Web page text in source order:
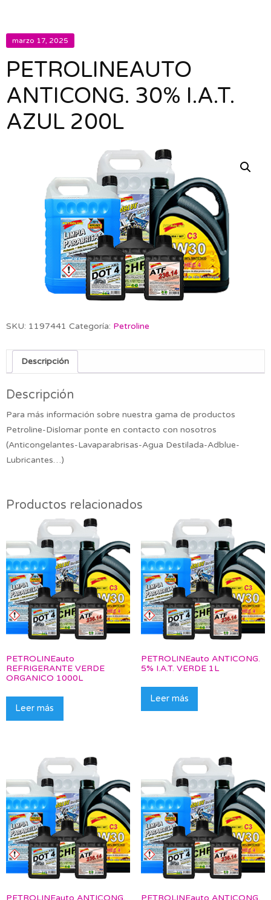
marzo 17, 2025
PETROLINEAUTO
ANTICONG. 30% I.A.T.
AZUL 200L
SKU: 1197441 Categoría: Petroline
Descripción
Descripción
Para más información sobre nuestra gama de productos
Petroline-Dislomar ponte en contacto con nosotros
(Anticongelantes-Lavaparabrisas-Agua Destilada-Adblue-
Lubricantes…)
Productos relacionados
PETROLINEauto
REFRIGERANTE VERDE
ORGANICO 1000L
Leer más
PETROLINEauto ANTICONG.
5% I.A.T. VERDE 1L
Leer más
PETROLINEauto ANTICONG.
PETROLINEauto ANTICONG.